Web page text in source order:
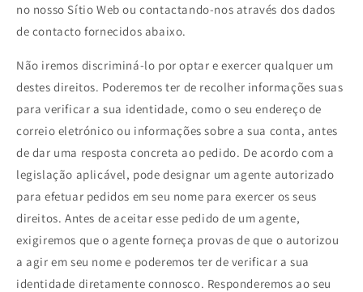
no nosso Sítio Web ou contactando-nos através dos dados
de contacto fornecidos abaixo.
Não iremos discriminá-lo por optar e exercer qualquer um
destes direitos. Poderemos ter de recolher informações suas
para verificar a sua identidade, como o seu endereço de
correio eletrónico ou informações sobre a sua conta, antes
de dar uma resposta concreta ao pedido. De acordo com a
legislação aplicável, pode designar um agente autorizado
para efetuar pedidos em seu nome para exercer os seus
direitos. Antes de aceitar esse pedido de um agente,
exigiremos que o agente forneça provas de que o autorizou
a agir em seu nome e poderemos ter de verificar a sua
identidade diretamente connosco. Responderemos ao seu